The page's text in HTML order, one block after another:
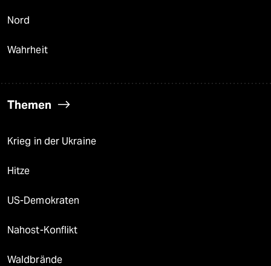
Nord
Wahrheit
Themen
Krieg in der Ukraine
Hitze
US-Demokraten
Nahost-Konflikt
Waldbrände